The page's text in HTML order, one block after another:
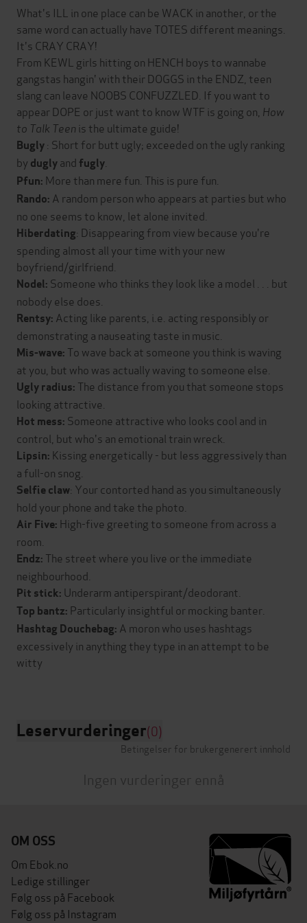
What's ILL in one place can be WACK in another, or the
same word can actually have TOTES different meanings.
It's CRAY CRAY!
From KEWL girls hitting on HENCH boys to wannabe
gangstas hangin' with their DOGGS in the ENDZ, teen
slang can leave NOOBS CONFUZZLED. If you want to
appear DOPE or just want to know WTF is going on, How
to Talk Teen is the ultimate guide!
Bugly: Short for butt ugly; exceeded on the ugly ranking
by duglyand fugly
Pfun: More than mere fun. This is pure fun.
Rando: A random person who appears at parties but who
no one seems to know, let alone invited.
Hiberdating: Disappearing from view because you're
spending almost all your time with your new
boyfriend/girlfriend.
Nodel: Someone who thinks they look like a model . . . but
nobody else does.
Rentsy: Acting like parents, i.e. acting responsibly or
demonstrating a nauseating taste in music.
Mis-wave: To wave back at someone you think is waving
at you, but who was actually waving to someone else.
Ugly radius: The distance from you that someone stops
looking attractive.
Hot mess: Someone attractive who looks cool and in
control, but who's an emotional train wreck.
Lipsin: Kissing energetically - but less aggressively than
a full-on snog.
Selfie claw: Your contorted hand as you simultaneously
hold your phone and take the photo.
Air Five: High-five greeting to someone from across a
room.
Endz: The street where you live or the immediate
neighbourhood.
Pit stick: Underarm antiperspirant/deodorant.
Top bantz: Particularly insightful or mocking banter.
Hashtag Douchebag: A moron who uses hashtags
excessively in anything they type in an attempt to be
witty
Leservurderinger(0)
Betingelser for brukergenerert innhold
Ingen vurderinger ennå
OM OSS
Om Ebok.no
Ledige stillinger
Følg oss på Facebook
Følg oss på Instagram